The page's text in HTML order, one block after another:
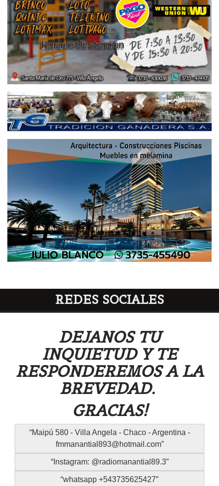
REDES SOCIALES
DEJANOS TU
INQUIETUD Y TE
RESPONDEREMOS A LA
BREVEDAD.
GRACIAS!
Maipú 580 - Villa Angela - Chaco - Argentina -
fmmanantial893@hotmail.com
Instagram: @radiomanantial89.3
whatsapp +543735625427